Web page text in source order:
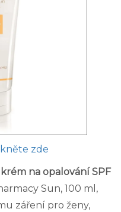
zde
na opalování SPF
Sun, 100 ml,
záření pro ženy,